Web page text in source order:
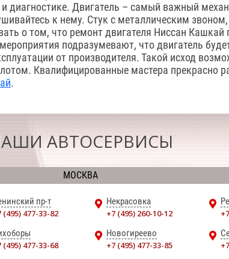
диагностике. Двигатель – самый важный
к нему. Стук с металлическим
о том, что ремонт двигателя Ниссан Кашкай
подразумевают, что двигатель
от производителя. Такой исход
Квалифицированные мастера прекрасно
.
АВТОСЕРВИСЫ
МОСКВА
пр-т
(495) 477-33-82
Некрасовка
+7 (495) 260-10-12
(495) 477-33-68
Новогиреево
+7 (495) 477-33-85